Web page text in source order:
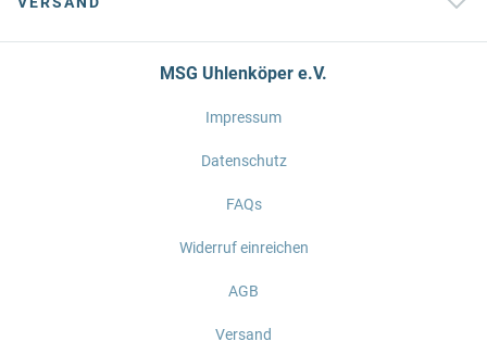
MSG Uhlenköper e.V.
Impressum
Datenschutz
FAQs
Widerruf einreichen
AGB
Versand